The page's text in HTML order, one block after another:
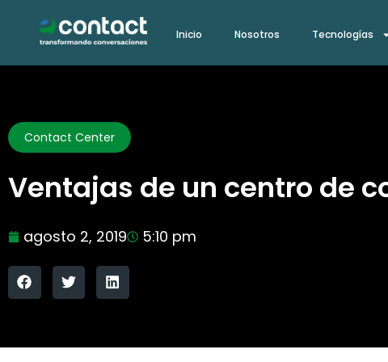
contenido
Inicio Nosotros Tecnologías
Contact Center
Ventajas de un centro de
agosto 2, 2019 5:10 pm